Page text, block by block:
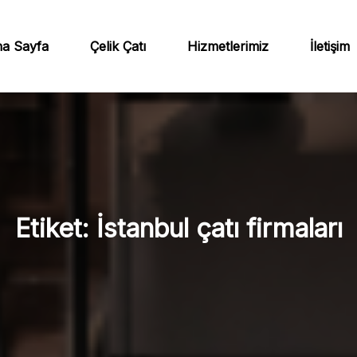
Sayfa Çelik Çatı Hizmetlerimiz İletişim
Etiket: İstanbul çatı firmaları